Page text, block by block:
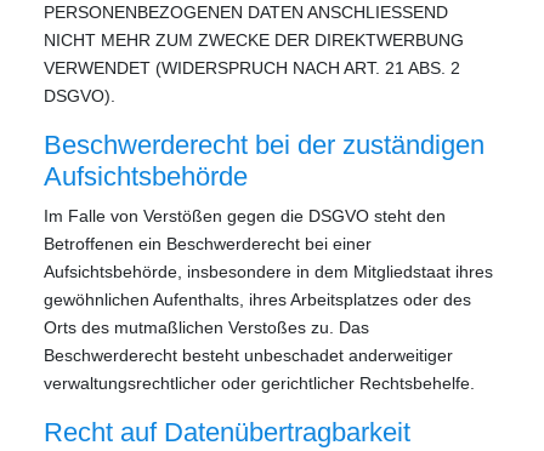
PERSONENBEZOGENEN DATEN ANSCHLIESSEND
NICHT MEHR ZUM ZWECKE DER DIREKTWERBUNG
VERWENDET (WIDERSPRUCH NACH ART. 21 ABS. 2
DSGVO).
Beschwerde­recht bei der zuständigen
Aufsichts­behörde
Im Falle von Verstößen gegen die DSGVO steht den
Betroffenen ein Beschwerderecht bei einer
Aufsichtsbehörde, insbesondere in dem Mitgliedstaat ihres
gewöhnlichen Aufenthalts, ihres Arbeitsplatzes oder des
Orts des mutmaßlichen Verstoßes zu. Das
Beschwerderecht besteht unbeschadet anderweitiger
verwaltungsrechtlicher oder gerichtlicher Rechtsbehelfe.
Recht auf Daten­übertrag­barkeit